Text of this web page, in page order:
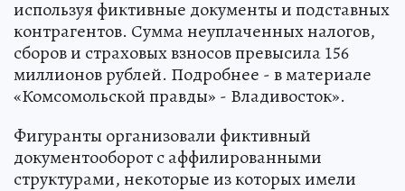
используя фиктивные документы и подставных
контрагентов. Сумма неуплаченных налогов,
сборов и страховых взносов превысила 156
миллионов рублей. Подробнее - в материале
«Комсомольской правды» - Владивосток».
Фигуранты организовали фиктивный
документооборот с аффилированными
структурами, некоторые из которых имели